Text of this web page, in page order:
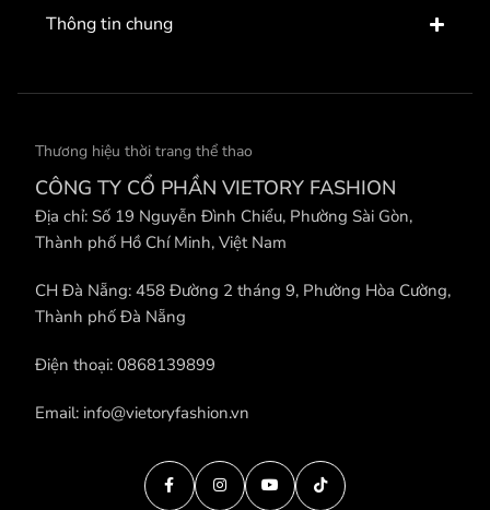
Thông tin chung
Thương hiệu thời trang thể thao
CÔNG TY CỔ PHẦN VIETORY FASHION
Địa chỉ: Số 19 Nguyễn Đình Chiểu, Phường Sài Gòn,
Thành phố Hồ Chí Minh, Việt Nam
CH Đà Nẵng: 458 Đường 2 tháng 9, Phường Hòa Cường,
Thành phố Đà Nẵng
Điện thoại: 0868139899
Email: info@vietoryfashion.vn